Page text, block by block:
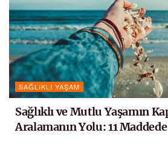
SAĞLIKLI YAŞAM
Sağlıklı ve Mutlu Yaşamın
Aralamanın Yolu: 11